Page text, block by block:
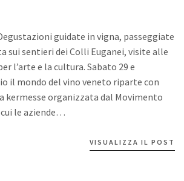
guidate in vigna, passeggiate
sui sentieri dei Colli Euganei, visite alle
l’arte e la cultura. Sabato 29 e
il mondo del vino veneto riparte con
kermesse organizzata dal Movimento
le aziende…
VISUALIZZA IL POST